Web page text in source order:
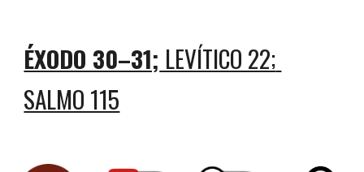
ÉXODO 30–31; LEVÍTICO 22;
SALMO 115